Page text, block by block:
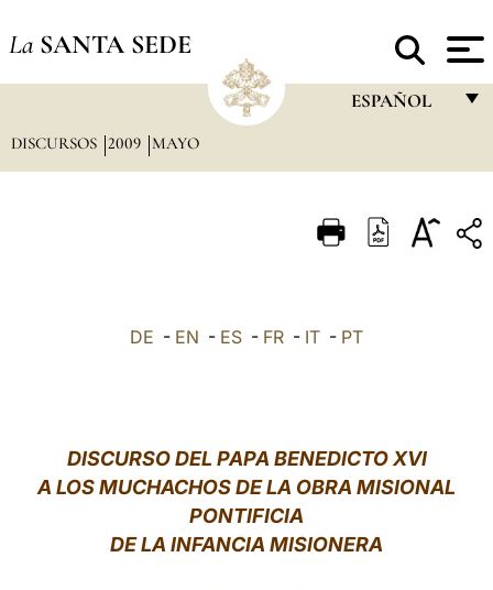
La SANTA SEDE
ESPAÑOL
ITALIANO
中文
DISCURSOS 2009 MAYO
DE - EN - ES - FR - IT - PT
DISCURSO DEL PAPA BENEDICTO XVI
A LOS MUCHACHOS DE LA OBRA MISIONAL
PONTIFICIA
DE LA INFANCIA MISIONERA